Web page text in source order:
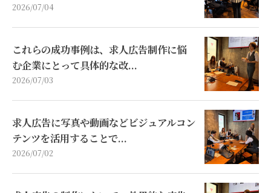
2026/07/04
これらの成功事例は、求人広告制作に悩
む企業にとって具体的な改...
2026/07/03
求人広告に写真や動画などビジュアルコン
テンツを活用することで...
2026/07/02